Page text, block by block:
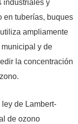
industriales y
en tuberías, buques
ampliamente
y de
la concentración
de Lambert-
de ozono